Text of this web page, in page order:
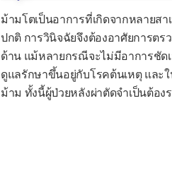
ม้ามโตเป็นอาการที่เกิดจากหลายส
ปกติ การวินิจฉัยจึงต้องอาศัยการตร
ด้าน แม้หลายกรณีจะไม่มีอาการชัดเ
ดูแลรักษาขึ้นอยู่กับโรคต้นเหตุ และ
ม้าม ทั้งนี้ผู้ป่วยหลังผ่าตัดจำเป็นต้อง